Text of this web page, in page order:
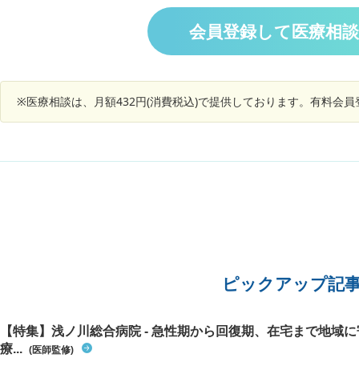
が、クリニックによっては切除してもらえるので
しょうか？ また食生活や生活習慣で気を付けるこ
と書い
のが精
男性に
と言わ
に飲む
なりや
会員登録して医療相
※医療相談は、月額432円(消費税込)で提供しております。有料会
ピックアップ記
【特集】浅ノ川総合病院 - 急性期から回復期、在宅まで地域
療... (医師監修)